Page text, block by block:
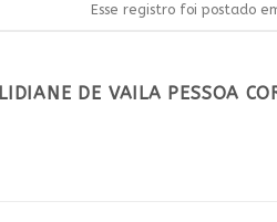
Esse registro foi postado
LIDIANE DE VAILA PESSOA